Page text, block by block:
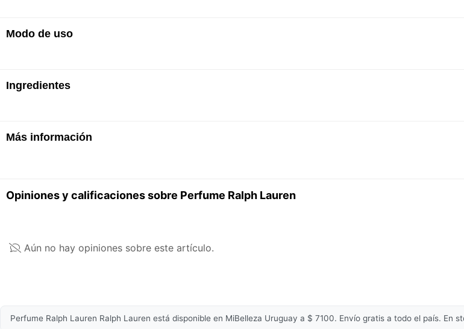
· EDP
Modo de uso
latidos del corazón.
Ingredientes
ALCOHOL - PARFUM / FRAGRANCE - AQUA / WATER - LIMONENE - LINALOOL - COUMARIN -
la más actualizada, para asegurarte que es adecuada para tu uso personal.
Más información
bergamota
Opiniones y calificaciones sobre Perfume Ralph Lauren
Aún no hay opiniones sobre este artículo.
Perfume Ralph Lauren Ralph Lauren está disponible en MiBelleza Uruguay a $ 7100. Envío gratis a todo el país. En